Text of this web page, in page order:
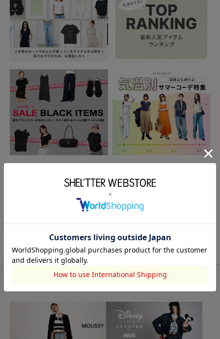
もっと見る